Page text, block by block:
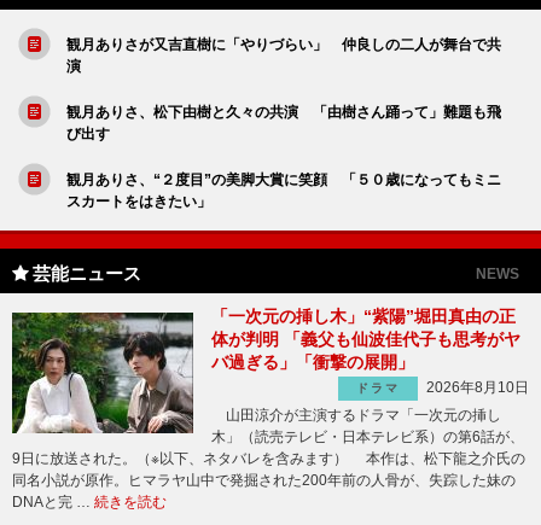
観月ありさが又吉直樹に「やりづらい」 仲良しの二人が舞台で共
演
観月ありさ、松下由樹と久々の共演 「由樹さん踊って」難題も飛
び出す
観月ありさ、“２度目”の美脚大賞に笑顔 「５０歳になってもミニ
スカートをはきたい」
芸能ニュース NEWS
「一次元の挿し木」“紫陽”堀田真由の正
体が判明 「義父も仙波佳代子も思考がヤ
バ過ぎる」「衝撃の展開」
ドラマ
2026年8月10日
山田涼介が主演するドラマ「一次元の挿し
木」（読売テレビ・日本テレビ系）の第6話が、
9日に放送された。（※以下、ネタバレを含みます） 本作は、松下龍之介氏の
同名小説が原作。ヒマラヤ山中で発掘された200年前の人骨が、失踪した妹の
DNAと完 … 続きを読む